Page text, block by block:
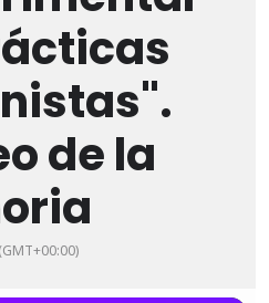
de la
(GMT+00:00)